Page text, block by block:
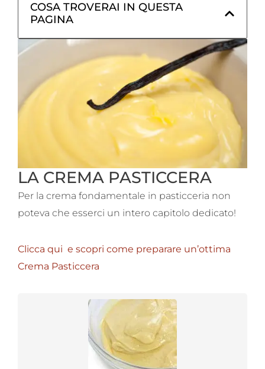
COSA TROVERAI IN QUESTA
PAGINA
LA CREMA PASTICCERA
Per la crema fondamentale in pasticceria non
poteva che esserci un intero capitolo dedicato!
Clicca qui e scopri come preparare un’ottima
Crema Pasticcera